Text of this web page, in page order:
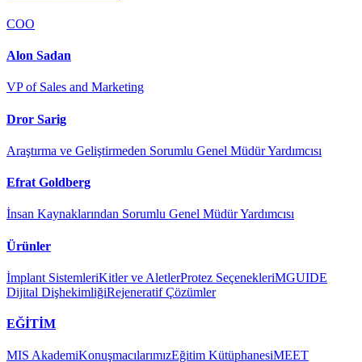
COO
Alon Sadan
VP of Sales and Marketing
Dror Sarig
Araştırma ve Geliştirmeden Sorumlu Genel Müdür Yardımcısı
Efrat Goldberg
İnsan Kaynaklarından Sorumlu Genel Müdür Yardımcısı
Ürünler
İmplant SistemleriKitler ve AletlerProtez SeçenekleriMGUIDE
Dijital DişhekimliğiRejeneratif Çözümler
EĞİTİM
MIS AkademiKonuşmacılarımızEğitim KütüphanesiMEET